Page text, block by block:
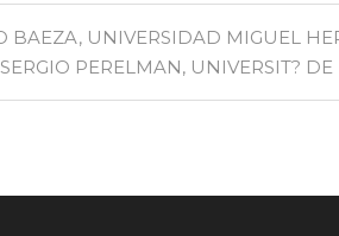
BAEZA, UNIVERSIDAD MIGUEL
SERGIO PERELMAN, UNIVERSIT? DE